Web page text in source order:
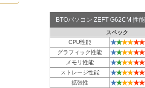
BTOパソコン ZEFT G62CM 性
スペック
CPU性能
★★★★★★
グラフィック性能 ★★★★★★
メモリ性能 ★★★★★★
ストレージ性能 ★★★★★★
拡張性 ★★★★★★